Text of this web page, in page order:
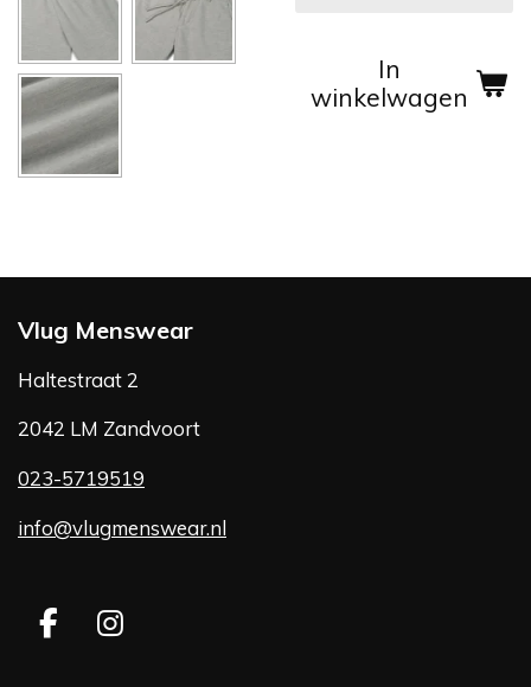
In
winkelwagen
Vlug Menswear
Haltestraat 2
2042 LM Zandvoort
023-5719519
info@vlugmenswear.nl
F
I